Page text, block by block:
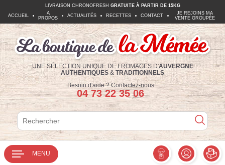
LIVRAISON CHRONOFRESH GRATUITE À PARTIR DE 15KG
ACCUEIL
A
PROPOS
ACTUALITÉS RECETTES CONTACT
JE REJOINS MA
VENTE GROUPÉE
UNE SÉLECTION UNIQUE DE FROMAGES D'AUVERGNE
AUTHENTIQUES & TRADITIONNELS
Besoin d'aide ?Contactez-nous
Téléphone :
04 73 22 35 06
Rechercher
Rechercher
MENU